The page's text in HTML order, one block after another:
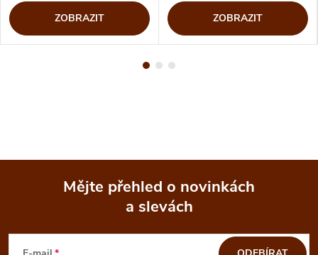
ZOBRAZIT ZOBRAZIT
Mějte přehled o novinkách
a slevách